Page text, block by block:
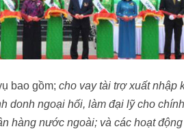
bao gồm; cho vay tài trợ xuất nhập
donh ngoại hối, làm đại lỹ cho
hàng nước ngoài; và các hoạt